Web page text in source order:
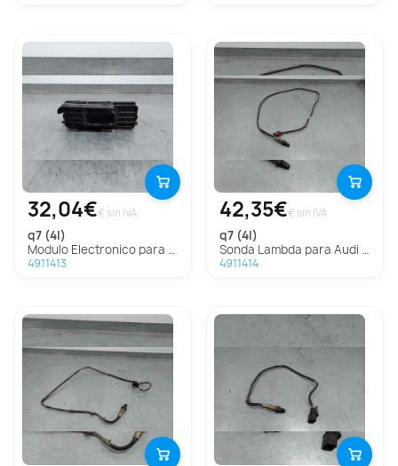
32,04€€ sin IVA
q7 (4l)
Modulo Electronico para Audi Q7 (4L)
4911413
42,35€€ sin IVA
q7 (4l)
Sonda Lambda para Audi Q7 (4L)
4911414